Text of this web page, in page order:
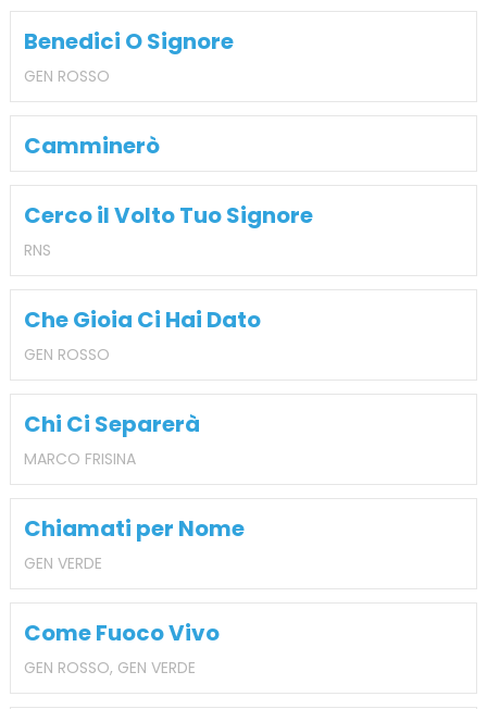
Benedici O Signore
GEN ROSSO
Camminerò
Cerco il Volto Tuo Signore
RNS
Che Gioia Ci Hai Dato
GEN ROSSO
Chi Ci Separerà
MARCO FRISINA
Chiamati per Nome
GEN VERDE
Come Fuoco Vivo
GEN ROSSO, GEN VERDE